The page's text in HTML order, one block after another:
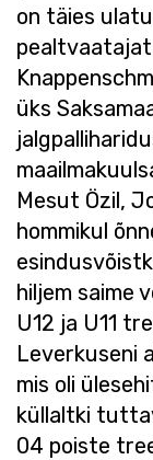
on täies
üks
Mesut Özil,
hommikul
hiljem saime
U12 ja U11
Leverkuseni
mis oli
küllaltki
04 poiste